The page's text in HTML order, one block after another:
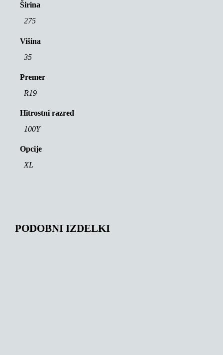
Širina
275
Višina
35
Premer
R19
Hitrostni razred
100Y
Opcije
XL
PODOBNI IZDELKI